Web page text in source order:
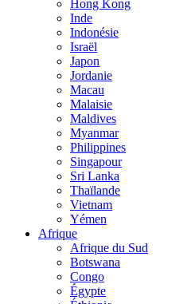
Hong Kong
Inde
Indonésie
Israël
Japon
Jordanie
Macau
Malaisie
Maldives
Myanmar
Philippines
Singapour
Sri Lanka
Thaïlande
Vietnam
Yémen
Afrique
Afrique du Sud
Botswana
Congo
Égypte